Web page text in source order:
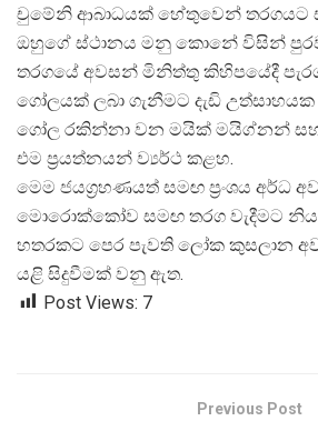
චුමේනි ආබාධයක් හේතුවෙන් තරගයට
ඔහුගේ ස්ථානය මනු කොනේ විසින්
තරගයේ අවසන් මිනිත්තු කිහිපයේදී
ගෝලයක් ලබා ගැනීමට දැඩි
ගෝල රකින්නා වන මයික් මයිග්නන්
එම ප්රයත්නයන් ව්යර්ථ කළහ.
මෙම ජයග්රහණයත් සමඟ ප්රංශය අර්ධ
මොරොක්කෝව සමඟ තරග වැදීමට
හතරකට පෙර පැවති ලෝක කුසලාන
යළි සිදුවීමක් වනු ඇත.
Post Views: 7
Previous Post